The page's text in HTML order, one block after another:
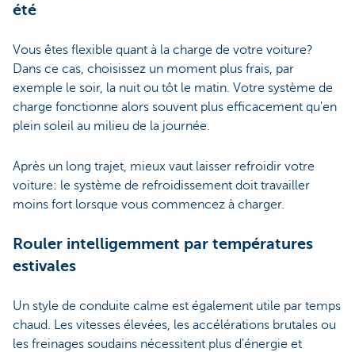
été
Vous êtes flexible quant à la charge de votre voiture?
Dans ce cas, choisissez un moment plus frais, par
exemple le soir, la nuit ou tôt le matin. Votre système de
charge fonctionne alors souvent plus efficacement qu'en
plein soleil au milieu de la journée.
Après un long trajet, mieux vaut laisser refroidir votre
voiture: le système de refroidissement doit travailler
moins fort lorsque vous commencez à charger.
Rouler intelligemment par températures
estivales
Un style de conduite calme est également utile par temps
chaud. Les vitesses élevées, les accélérations brutales ou
les freinages soudains nécessitent plus d'énergie et